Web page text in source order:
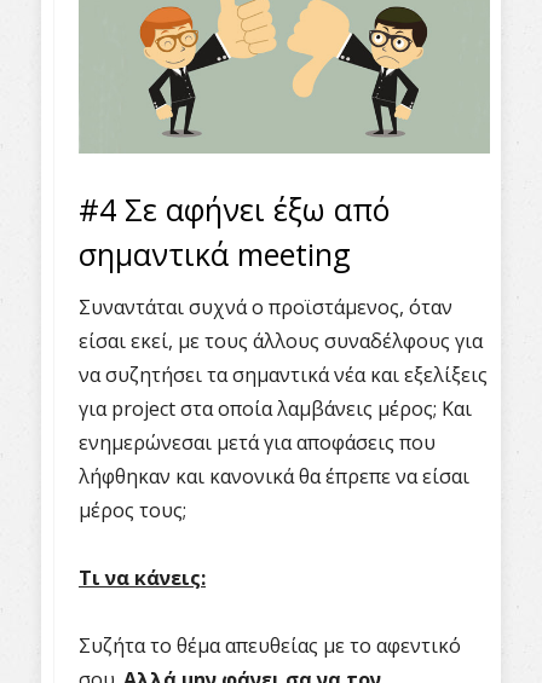
#4 Σε αφήνει έξω από
σημαντικά meeting
Συναντάται συχνά ο προϊστάμενος, όταν
είσαι εκεί, με τους άλλους συναδέλφους για
να συζητήσει τα σημαντικά νέα και εξελίξεις
για project στα οποία λαμβάνεις μέρος; Και
ενημερώνεσαι μετά για αποφάσεις που
λήφθηκαν και κανονικά θα έπρεπε να είσαι
μέρος τους;
Τι να κάνεις:
Συζήτα το θέμα απευθείας με το αφεντικό